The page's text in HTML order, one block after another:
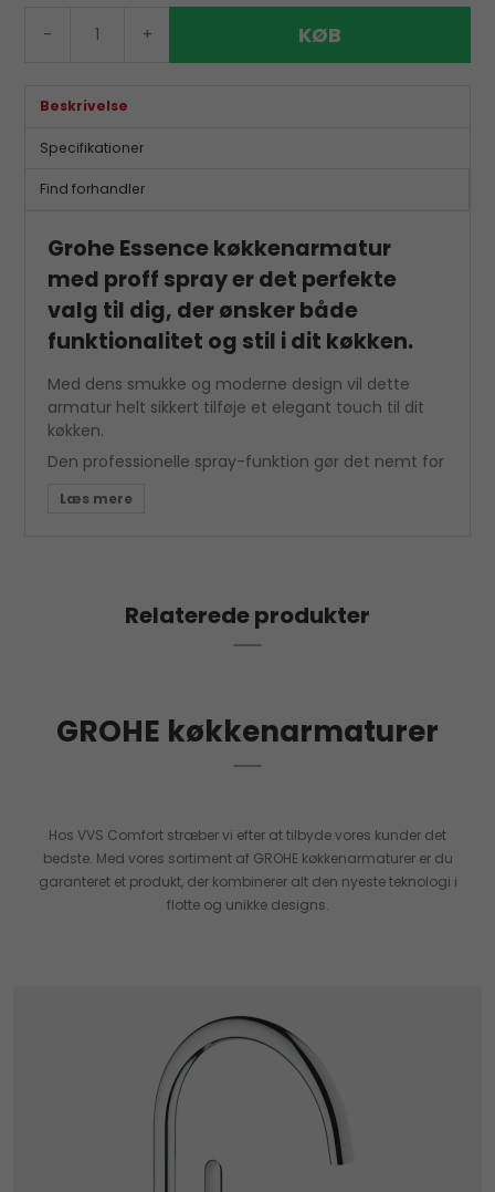
- + KØB
Beskrivelse
Specifikationer
Find forhandler
Grohe Essence køkkenarmatur
med proff spray er det perfekte
valg til dig, der ønsker både
funktionalitet og stil i dit køkken.
Med dens smukke og moderne design vil dette
armatur helt sikkert tilføje et elegant touch til dit
køkken.
Den professionelle spray-funktion gør det nemt for
og effektiv måde. Samtidig kan du justere
Grohe Essence køkkenarmatur er også yderst
holdbar og pålidelig. Armaturet er fremstillet af høj
høje kvalitet er Grohe Essence køkkenarmatur med
Relaterede produkter
GROHE køkkenarmaturer
Hos VVS Comfort stræber vi efter at tilbyde vores kunder det
bedste. Med vores sortiment af GROHE køkkenarmaturer er du
garanteret et produkt, der kombinerer alt den nyeste teknologi i
flotte og unikke designs.